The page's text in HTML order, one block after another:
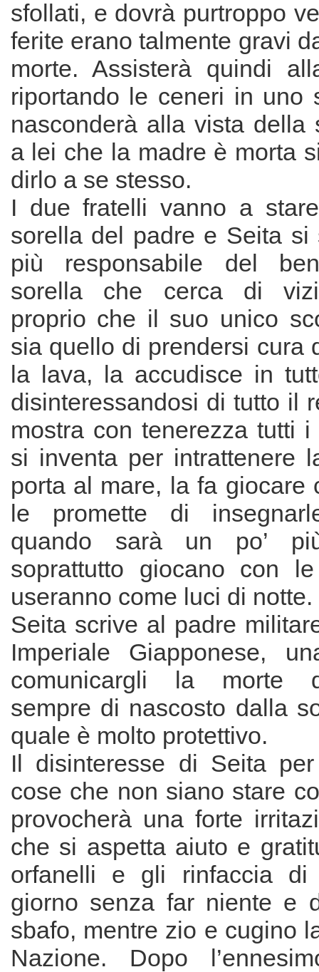
sfollati, e dovrà purtroppo
ferite erano talmente gravi
morte. Assisterà quindi
riportando le ceneri in uno
nasconderà alla vista della
a lei che la madre è morta
dirlo a se stesso.
I due fratelli vanno a
sorella del padre e Seita si
più responsabile del
sorella che cerca di
proprio che il suo unico
sia quello di prendersi cura
la lava, la accudisce in
disinteressandosi di tutto il
mostra con tenerezza tutti
si inventa per intrattenere
porta al mare, la fa giocare
le promette di
quando sarà un po’
soprattutto giocano con
useranno come luci di notte.
Seita scrive al padre
Imperiale Giapponese,
comunicargli la morte
sempre di nascosto dalla
quale è molto protettivo.
Il disinteresse di Seita
cose che non siano stare
provocherà una forte
che si aspetta aiuto e
orfanelli e gli rinfaccia
giorno senza far niente e
sbafo, mentre zio e cugino
Nazione. Dopo